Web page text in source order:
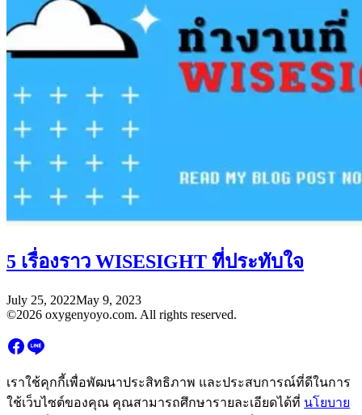
5 เรื่องราว WISESIGHT ที่ประทับใจ
July 25, 2022May 9, 2023
©2026 oxygenyoyo.com. All rights reserved.
เราใช้คุกกี้เพื่อพัฒนาประสิทธิภาพ และประสบการณ์ที่ดีในการ
ใช้เว็บไซต์ของคุณ คุณสามารถศึกษารายละเอียดได้ที่ นโยบาย